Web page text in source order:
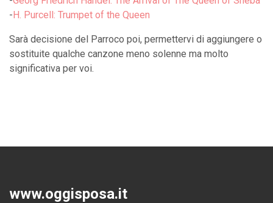
-H. Purcell: Trumpet of the Queen
Sarà decisione del Parroco poi, permettervi di aggiungere o
sostituite qualche canzone meno solenne ma molto
significativa per voi.
www.oggisposa.it